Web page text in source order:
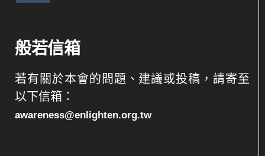
般若信箱
若有關於本會的問題、建議或投稿，請寄至
以下信箱：
awareness@enlighten.org.tw